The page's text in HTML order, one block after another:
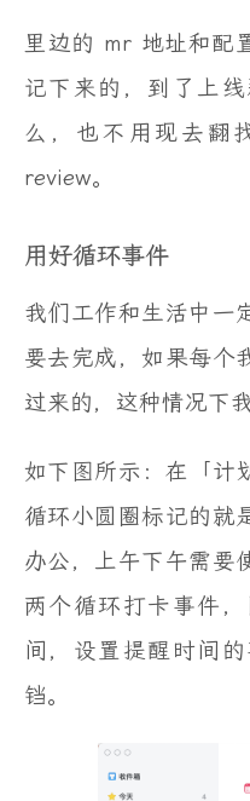
里边的 mr 地址和配
记下来的，到了上
么，也不用现去翻
review。
用好循环事件
我们工作和生活中一
要去完成，如果每个
过来的，这种情况下
如下图所示：在「计
循环小圆圈标记的就
办公，上午下午需要
两个循环打卡事件
间，设置提醒时间
铛。